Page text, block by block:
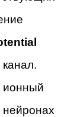
ионный